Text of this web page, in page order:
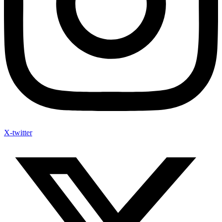
X-twitter